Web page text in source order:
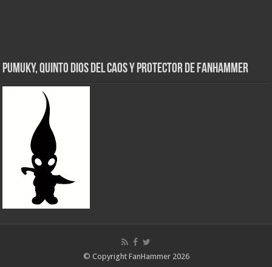
Pumuky, Quinto Dios del Caos y Protector de FanHammer
© Copyright FanHammer 2026